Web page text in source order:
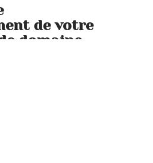
de votre
domaine